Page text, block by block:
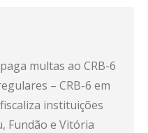
multas ao CRB-6
– CRB-6 em
instituições
Fundão e Vitória